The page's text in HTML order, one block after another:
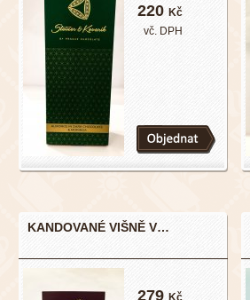
220 Kč
vč. DPH
KANDOVANÉ VIŠNĚ V…
279 Kč